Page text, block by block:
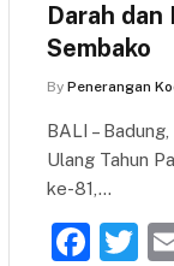
Darah dan
Sembako
By Penerangan
BALI –
Ulang Tahun
ke-81,…
F
T